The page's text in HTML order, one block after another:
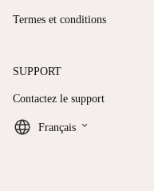
Termes et conditions
SUPPORT
Contactez le support
Français keyboard_arrow_down